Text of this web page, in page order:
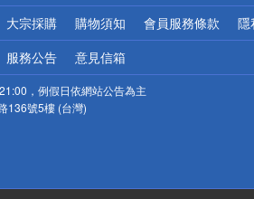
大宗採購 購物須知 會員服務條款 隱
服務公告 意見信箱
，例假日依網站公告為主
136號5樓 (台灣)